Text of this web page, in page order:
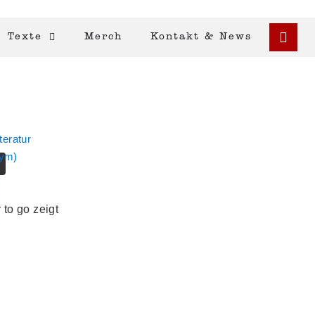
Texte Merch Kontakt & News
to go zeigt